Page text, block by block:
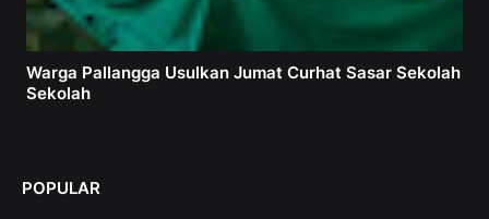
Warga Pallangga Usulkan Jumat Curhat Sasar Sekolah
Sekolah
POPULAR